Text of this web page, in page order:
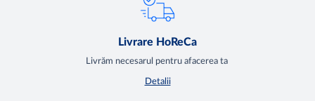
Livrare HoReCa
Livrăm necesarul pentru afacerea ta
Detalii